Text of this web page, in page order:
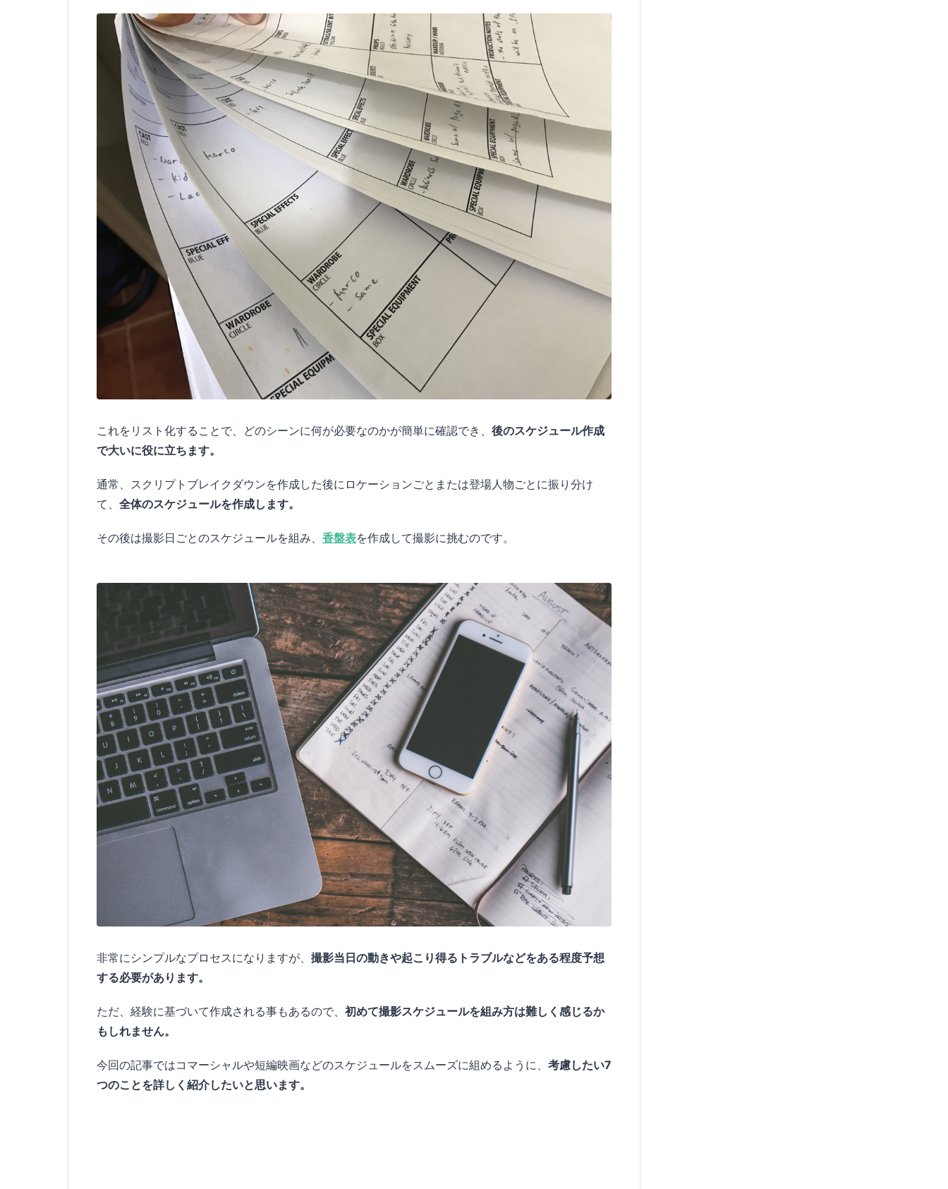
これをリスト化することで、どのシーンに何が必要なのかが簡単に確認でき、 後のスケジュール作成
で大いに役に立ちます。
通常、スクリプトブレイクダウンを作成した後にロケーションごとまたは登場人物ごとに振り分け
て、 全体のスケジュールを作成します。
その後は撮影日ごとのスケジュールを組み、 香盤表を作成して撮影に挑むのです。
非常にシンプルなプロセスになりますが、 撮影当日の動きや起こり得るトラブルなどをある程度予想
する必要があります。
ただ、経験に基づいて作成される事もあるので、 初めて撮影スケジュールを組み方は難しく感じるか
もしれません。
今回の記事ではコマーシャルや短編映画などのスケジュールをスムーズに組めるように、 考慮したい7
つのことを詳しく紹介したいと思います。